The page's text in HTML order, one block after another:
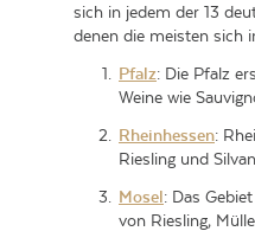
sich in jedem der 13
denen die meisten sich
Pfalz: Die Pfalz
Weine wie
Rheinhessen:
Riesling und
Mosel: Das
von Riesling,